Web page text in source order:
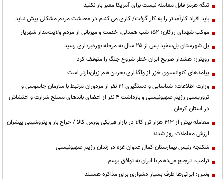
تنگه هرمز قابل معامله نیست برای آمریکا معبر باز نکنید
باید افراد کارآمدتر را به کار گرفت/ کاری می کنیم در معیشت مردم مشکلی پیش نیاید
موکب شهدای رزکان؛ ۱۵۲ شب همدلی، خدمت و میزبانی از مردم ولایت‌مدار شهریار
پل شهرستان پل‌سفید پس از ۲۵ سال به مرحله بهره‌برداری رسید
رویترز: هشدار صریح ایران خطر شروع جنگ را متوقف کرد
پیامدهای کنوانسیون خزر از واگذاری بحرین هم زیان‌بارتر است
وزارت اطلاعات: شناسایی و دستگیری ۲۱ نفر از مزدوران مرتبط با سازمان جاسوسی و
تروریستی رژیم صهیونیستی و بازداشت ۴ نفر از اعضای باندهای مسلح شرارت و اغتشاش
در استان کرمان
معامله بیش از ۴۱۳ هزار تن کالا در بازار فیزیکی بورس کالا / حراج باز و پتروشیمی پیشران
ارزش معاملات روز شدند
شکنجه رئیس بیمارستان کمال عدوان غزه در زندان رژیم صهیونیستی
ترامپ: ترجیح می‌دهم با ایران به توافق برسم
ونس: ایرانی‌ها طرف بسیار دشواری برای مذاکره هستند